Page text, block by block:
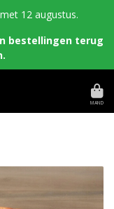
12 augustus.
bestellingen terug
MAND